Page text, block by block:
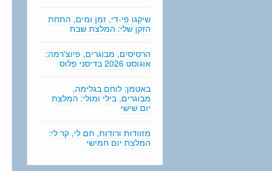
שיקגו פי-די, זמן ומים, התחת
הזקן שלי: המלצת שבת
הרסיסים, מבוגרים, פיוצ'רמה:
אוגוסט 2026 בדיסני פלוס
באטמן: לוחם בגלימה,
מבוגרים, בילי ומולי: המלצת
יום שישי
מזוודות ורודות, חם לי, קר לי:
המלצת יום חמישי